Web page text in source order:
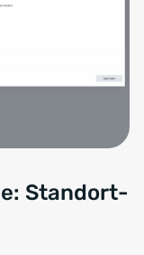
Standort-